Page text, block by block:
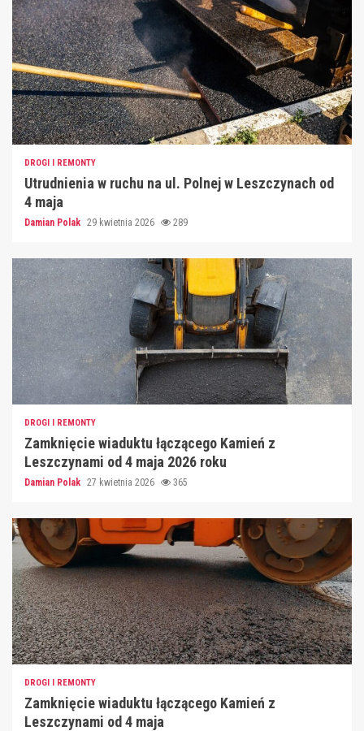
DROGI I REMONTY
Utrudnienia w ruchu na ul. Polnej w Leszczynach od
4 maja
Damian Polak 29 kwietnia 2026 289
DROGI I REMONTY
Zamknięcie wiaduktu łączącego Kamień z
Leszczynami od 4 maja 2026 roku
Damian Polak 27 kwietnia 2026 365
DROGI I REMONTY
Zamknięcie wiaduktu łączącego Kamień z
Leszczynami od 4 maja